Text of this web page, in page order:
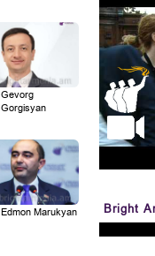
Gevorg
Gorgisyan
Edmon Marukyan Bright